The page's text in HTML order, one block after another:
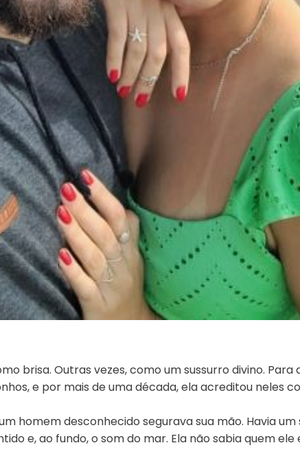
brisa. Outras vezes, como um sussurro divino. Para
e por mais de uma década, ela acreditou neles
homem desconhecido segurava sua mão. Havia
e, ao fundo, o som do mar. Ela não sabia quem ele